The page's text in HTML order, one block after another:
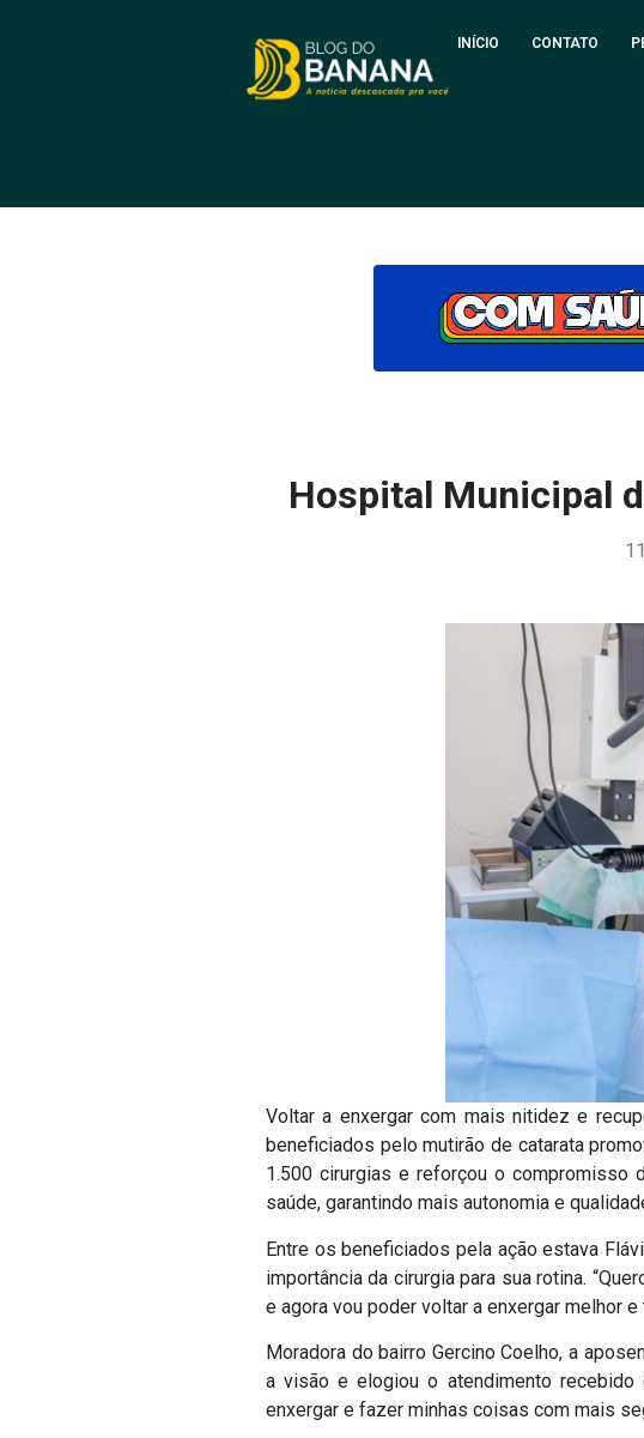
INÍCIO CONTATO
Hospital Municipal
Voltar a enxergar com mais nitidez e
beneficiados pelo mutirão de catarata
1.500 cirurgias e reforçou o compromisso
saúde, garantindo mais autonomia e
Entre os beneficiados pela ação estava
importância da cirurgia para sua rotina.
e agora vou poder voltar a enxergar melhor
Moradora do bairro Gercino Coelho, a
a visão e elogiou o atendimento recebido
enxergar e fazer minhas coisas com mais